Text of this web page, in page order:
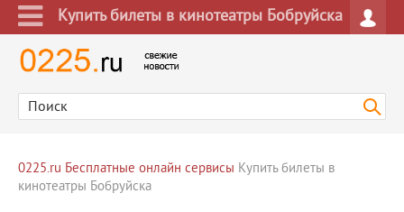
Купить билеты в кинотеатры Бобруйска
0225.ru Бесплатные онлайн сервисы Купить билеты в
кинотеатры Бобруйска